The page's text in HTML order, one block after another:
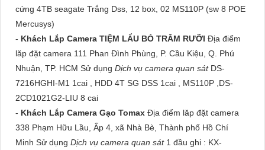
cứng 4TB seagate Trắng Dss, 12 box, 02 MS110P (sw 8 POE
Mercusys)
- Khách Lắp Camera TIỆM LẨU BÒ TRĂM RƯỠI Địa điểm
lăp đặt camera 111 Phan Đình Phùng, P. Cầu Kiệu, Q. Phú
Nhuận, TP. HCM Sử dụng Dịch vụ camera quan sát DS-
7216HGHI-M1 1cai , HDD 4T SG DSS 1cai , MS110P ,DS-
2CD1021G2-LIU 8 cai
- Khách Lắp Camera Gạo Tomax Địa điểm lăp đặt camera
338 Phạm Hữu Lầu, Ấp 4, xã Nhà Bè, Thành phố Hồ Chí
Minh Sử dụng Dịch vụ camera quan sát 1 đầu ghi : KX-